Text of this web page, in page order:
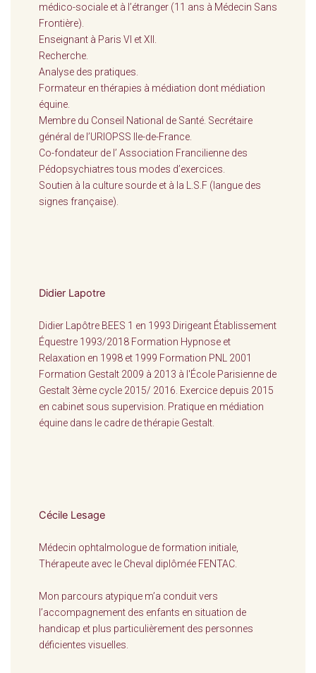
médico-sociale et à l’étranger (11 ans à Médecin Sans
Frontière).
Enseignant à Paris VI et XII.
Recherche.
Analyse des pratiques.
Formateur en thérapies à médiation dont médiation
équine.
Membre du Conseil National de Santé. Secrétaire
général de l’URIOPSS Ile-de-France.
Co-fondateur de l’ Association Francilienne des
Pédopsychiatres tous modes d’exercices.
Soutien à la culture sourde et à la L.S.F (langue des
signes française).
Didier Lapotre
Didier Lapôtre BEES 1 en 1993 Dirigeant Établissement
Équestre 1993/2018 Formation Hypnose et
Relaxation en 1998 et 1999 Formation PNL 2001
Formation Gestalt 2009 à 2013 à l'École Parisienne de
Gestalt 3ème cycle 2015/ 2016. Exercice depuis 2015
en cabinet sous supervision. Pratique en médiation
équine dans le cadre de thérapie Gestalt.
Cécile Lesage
Médecin ophtalmologue de formation initiale,
Thérapeute avec le Cheval diplômée FENTAC.
Mon parcours atypique m’a conduit vers
l’accompagnement des enfants en situation de
handicap et plus particulièrement des personnes
déficientes visuelles.